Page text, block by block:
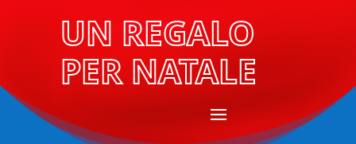
UN REGALO
PER NATALE